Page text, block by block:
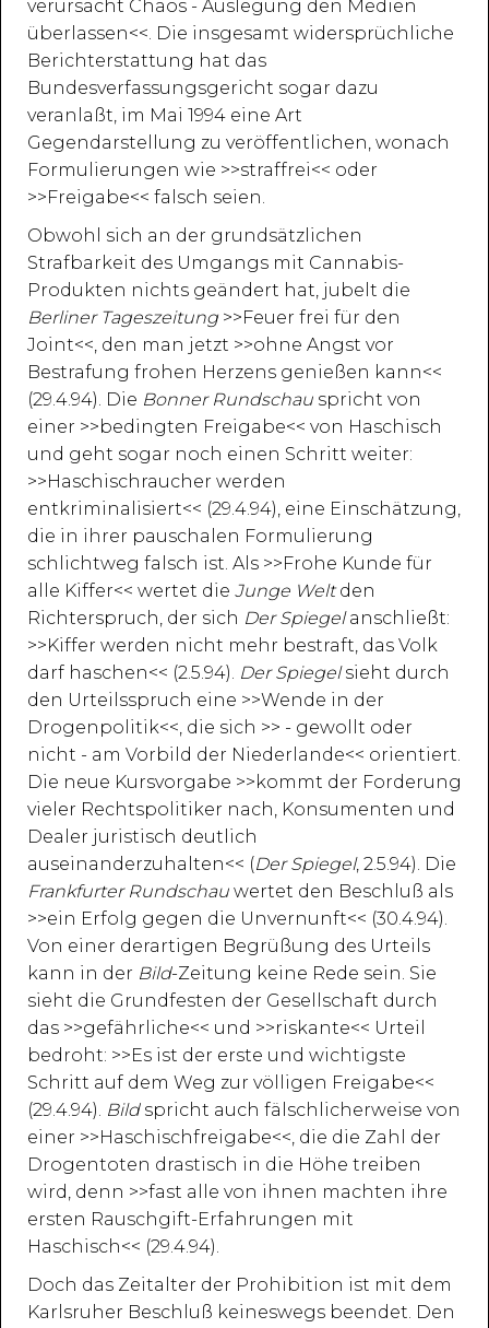
verursacht Chaos - Auslegung den Medien
überlassen<<. Die insgesamt widersprüchliche
Berichterstattung hat das
Bundesverfassungsgericht sogar dazu
veranlaßt, im Mai 1994 eine Art
Gegendarstellung zu veröffentlichen, wonach
Formulierungen wie >>straffrei<< oder
>>Freigabe<< falsch seien.
Obwohl sich an der grundsätzlichen
Strafbarkeit des Umgangs mit Cannabis-
Produkten nichts geändert hat, jubelt die
Berliner Tageszeitung>>Feuer frei für den
Joint<<, den man jetzt >>ohne Angst vor
Bestrafung frohen Herzens genießen kann<<
(29.4.94). Die Bonner Rundschau spricht von
einer >>bedingten Freigabe<< von Haschisch
und geht sogar noch einen Schritt weiter:
>>Haschischraucher werden
entkriminalisiert<< (29.4.94), eine Einschätzung,
die in ihrer pauschalen Formulierung
schlichtweg falsch ist. Als >>Frohe Kunde für
alle Kiffer<< wertet die Junge Weltden
Richterspruch, der sich Der Spiegelanschließt:
>>Kiffer werden nicht mehr bestraft, das Volk
darf haschen<< (2.5.94). Der Spiegelsieht durch
den Urteilsspruch eine >>Wende in der
Drogenpolitik<<, die sich >> - gewollt oder
nicht - am Vorbild der Niederlande<< orientiert.
Die neue Kursvorgabe >>kommt der Forderung
vieler Rechtspolitiker nach, Konsumenten und
Dealer juristisch deutlich
auseinanderzuhalten<< (Der Spiegel, 2.5.94). Die
Frankfurter Rundschau wertet den Beschluß als
>>ein Erfolg gegen die Unvernunft<< (30.4.94).
Von einer derartigen Begrüßung des Urteils
kann in der Bild-Zeitung keine Rede sein. Sie
sieht die Grundfesten der Gesellschaft durch
das >>gefährliche<< und >>riskante<< Urteil
bedroht: >>Es ist der erste und wichtigste
Schritt auf dem Weg zur völligen Freigabe<<
(29.4.94). Bildspricht auch fälschlicherweise von
einer >>Haschischfreigabe<<, die die Zahl der
Drogentoten drastisch in die Höhe treiben
wird, denn >>fast alle von ihnen machten ihre
ersten Rauschgift-Erfahrungen mit
Haschisch<< (29.4.94).
Doch das Zeitalter der Prohibition ist mit dem
Karlsruher Beschluß keineswegs beendet. Den